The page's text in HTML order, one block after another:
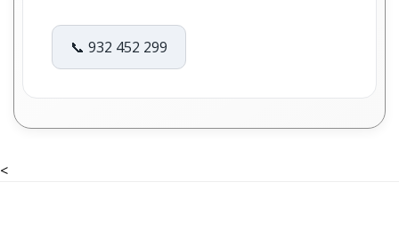
📞 932 452 299
<